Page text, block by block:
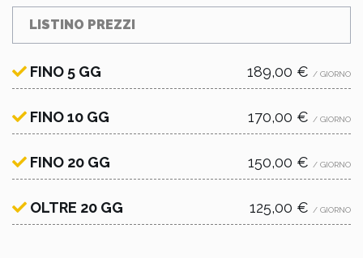
LISTINO PREZZI
FINO 5 GG 189,00 € / GIORNO
FINO 10 GG 170,00 € / GIORNO
FINO 20 GG 150,00 € / GIORNO
OLTRE 20 GG 125,00 € / GIORNO